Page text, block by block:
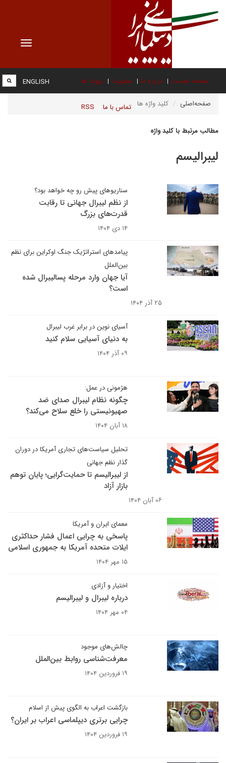
Toggle
صفحه نخست درباره ما عضویت پیوند ها
تماس با ما RSS
ENGLISH
صفحه‌اصلی کلید واژه ها
مطالب مرتبط با کلید واژه
لیبرالیسم
سناریوهای پیش رو چه خواهد بود؟
از نظم لیبرال جهانی تا رقابت
قدرت‌های بزرگ
۱۴ دی ۱۴۰۴
پیامدهای استراتژیک جنگ اوکراین برای نظم
بین‌الملل
آیا جهان وارد مرحله پسالیبرال شده
است؟
۲۵ آذر ۱۴۰۴
آسیای نوین در برابر غرب لیبرال
به دنیای آسیایی سلام کنید
۰۹ آذر ۱۴۰۴
هژمونی در عمل:
چگونه نظام لیبرال صدای ضد
صهیونیستی را خلع سلاح می‌کند؟
۱۸ آبان ۱۴۰۴
تحلیل سیاست‌های تجاری آمریکا در دوران
گذار نظم جهانی
از لیبرالیسم تا حمایت‌گرایی؛ پایان توهم
بازار آزاد
۰۶ آبان ۱۴۰۴
معمای ایران و آمریکا
پاسخی به چرایی اعمال فشار حداکثری
ایلات متحده آمریکا به جمهوری اسلامی
۱۵ مهر ۱۴۰۴
اختیار و آزادی
درباره لیبرال و لیبرالیسم
۰۴ مهر ۱۴۰۴
چالش‌های موجود
معرفت‌شناسی روابط بین‌الملل
۱۹ فروردین ۱۴۰۴
بازگشت اعراب به الگوی پیش از اسلام
چرایی برتری دیپلماسی اعراب بر ایران؟
۱۹ فروردین ۱۴۰۴